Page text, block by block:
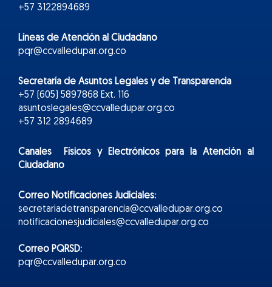
+57 3122894689
Líneas de Atención al Ciudadano
pqr@ccvalledupar.org.co
Secretaría de Asuntos Legales y de Transparencia
+57 (605) 5897868 Ext. 116
asuntoslegales@ccvalledupar.org.co
+57 312 2894689
Canales Físicos yElectrónicospara la Atención al
Ciudadano
Correo Notificaciones Judiciales:
secretariadetransparencia@ccvalledupar.org.co
notificacionesjudiciales@ccvalledupar.org.co
Correo PQRSD:
pqr@ccvalledupar.org.co